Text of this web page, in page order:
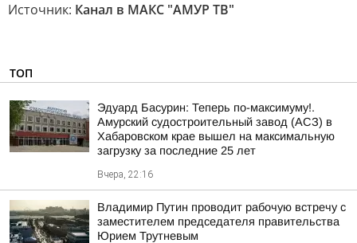
Источник: Канал в МАКС "АМУР ТВ"
ТОП
Эдуард Басурин: Теперь по-максимуму!.
Амурский судостроительный завод (АСЗ) в
Хабаровском крае вышел на максимальную
загрузку за последние 25 лет
Вчера, 22:16
Владимир Путин проводит рабочую встречу с
заместителем председателя правительства
Юрием Трутневым